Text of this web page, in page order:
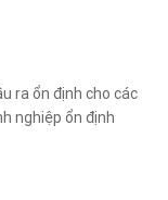
ra ổn định cho các
nghiệp ổn định